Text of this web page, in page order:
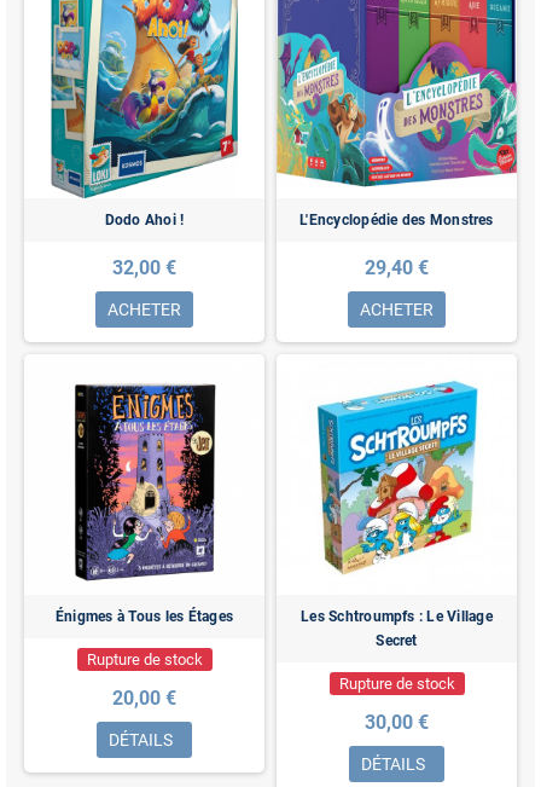
Dodo Ahoi !
32,00 €
ACHETER
L'Encyclopédie des Monstres
29,40 €
ACHETER
Énigmes à Tous les Étages
Rupture de stock
20,00 €
DÉTAILS
Les Schtroumpfs : Le Village
Secret
Rupture de stock
30,00 €
DÉTAILS